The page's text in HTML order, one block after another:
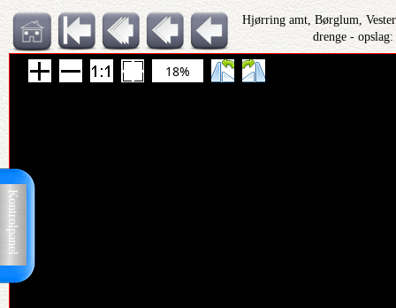
Kontrolpanel
Hjørring amt, Børglum,
drenge - opslag:
18%